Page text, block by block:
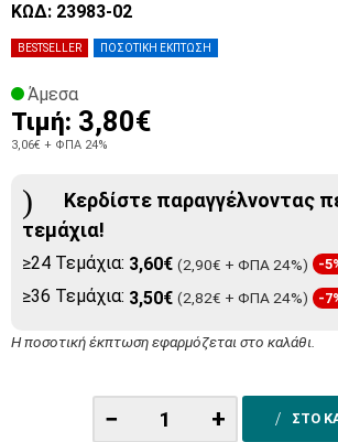
BESTSELLER ΠΟΣΟΤΙΚΗ ΕΚΠΤΩΣΗ
ΚΩΔ: 23983-02
Άμεσα
Τιμή: 3,80€
3,06€ + ΦΠΑ 24%
Κερδίστε παραγγέλνοντας
τεμάχια!
≥24 Τεμάχια: 3,60€ (2,90€ + ΦΠΑ 24%) -
≥36 Τεμάχια: 3,50€ (2,82€ + ΦΠΑ 24%) -
Η ποσοτική έκπτωση εφαρμόζεται στο καλάθι.
− + ΣΤΟ